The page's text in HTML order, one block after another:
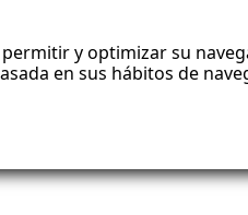
y optimizar su
en sus hábitos de